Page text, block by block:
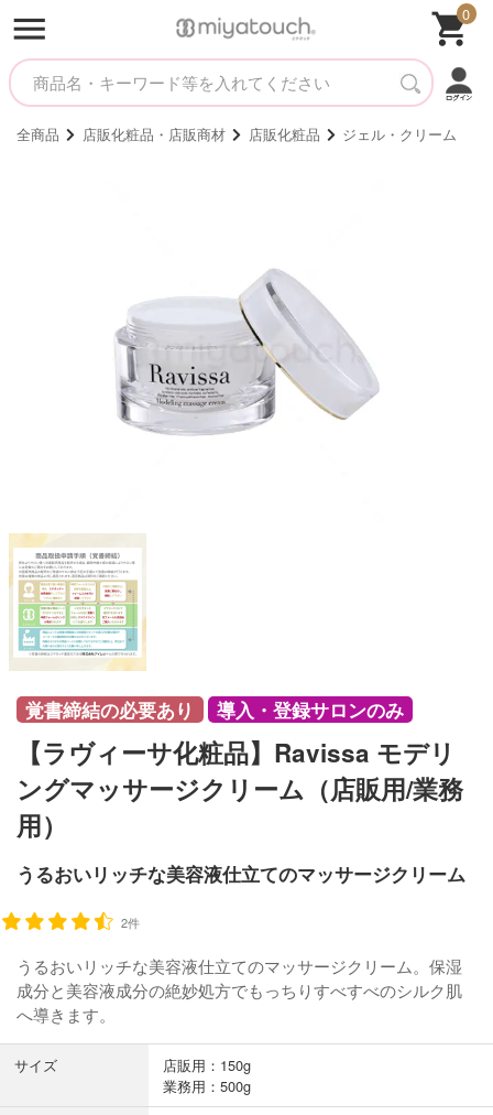
0
全商品 店販化粧品・店販商材 店販化粧品 ジェル・クリーム
覚書締結の必要あり 導入・登録サロンのみ
【ラヴィーサ化粧品】Ravissa モデリ
ングマッサージクリーム（店販用/業務
用）
うるおいリッチな美容液仕立てのマッサージクリーム
2件
うるおいリッチな美容液仕立てのマッサージクリーム。保湿
成分と美容液成分の絶妙処方でもっちりすべすべのシルク肌
へ導きます。
サイズ
店販用：150g
業務用：500g